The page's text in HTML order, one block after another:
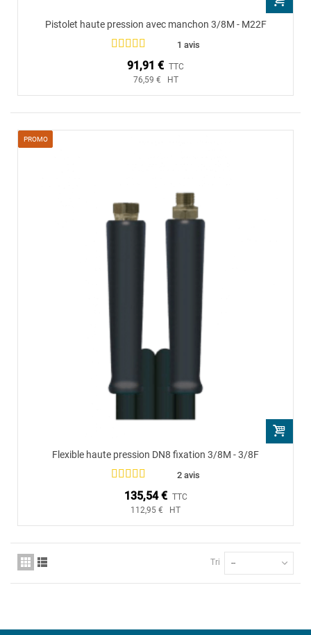
Pistolet haute pression avec manchon 3/8M - M22F
1 avis
91,91 € TTC
76,59 € HT
PROMO
Flexible haute pression DN8 fixation 3/8M - 3/8F
2 avis
135,54 € TTC
112,95 € HT
Tri --